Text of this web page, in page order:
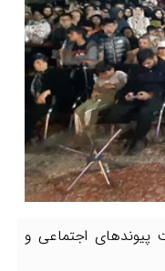
پیوندهای اجتماعی و